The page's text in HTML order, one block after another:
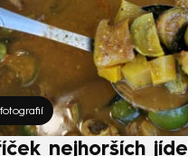
fotografií
nejhorších jídel